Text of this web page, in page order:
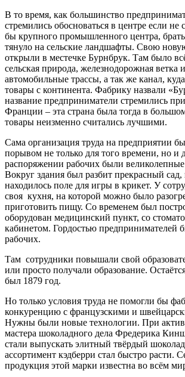
В то время, как большинство
стремились обосноваться в центре если не
бы крупного промышленного центра,
тянуло на сельские ландшафты. Свою
открыли в местечке Бурнбрук. Там было
сельская природа, железнодорожная ветка
автомобильные трассы, а так же канал,
товары с континента. Фабрику назвали
название предприниматели стремились
Франции – эта страна была тогда в
товары неизменно считались лучшими.
Сама организация труда на предприятии
порывом не только для того времени, но и
распоряжении рабочих были великолепные
Вокруг здания был разбит прекрасный сад,
находилось поле для игры в крикет. У
своя кухня, на которой можно было
приготовить пищу. Со временем был
оборудован медицинский пункт, со
кабинетом. Гордостью предпринимателей
рабочих.
Там сотрудники повышали свой
или просто получали образование.
был 1879 год.
Но только условия труда не помогли бы
конкуренцию с французскими и
Нужны были новые технологии. При
мастера шоколадного дела Фредерика
стали выпускать элитный твёрдый
ассортимент кэдберри стал быстро расти.
продукция этой марки известна во всём